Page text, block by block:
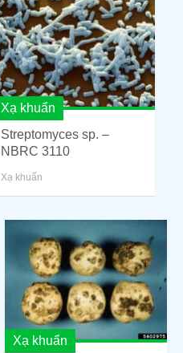
Xạ khuẩn
Streptomyces sp. –
NBRC 3110
Xạ khuẩn
Xạ khuẩn